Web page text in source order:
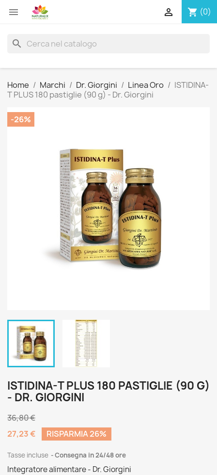
 shopping_cart (0)

search
Home Marchi Dr. Giorgini Linea Oro
ISTIDINA-
T PLUS 180 pastiglie (90 g) - Dr. Giorgini
-26%
ISTIDINA-T PLUS 180 PASTIGLIE (90 G)
- DR. GIORGINI
36,80 €
27,23 €
RISPARMIA 26%
Tasse incluse Consegna in 24/48 ore
Integratore alimentare - Dr. Giorgini